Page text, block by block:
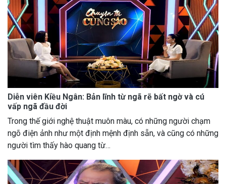
Diễn viên Kiều Ngân: Bản lĩnh từ ngã rẽ bất ngờ và cú
vấp ngã đầu đời
Trong thế giới nghệ thuật muôn màu, có những người chạm
ngõ điện ảnh như một định mệnh định sẵn, và cũng có những
người tìm thấy hào quang từ…